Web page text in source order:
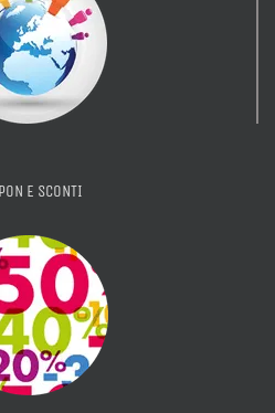
E SCONTI